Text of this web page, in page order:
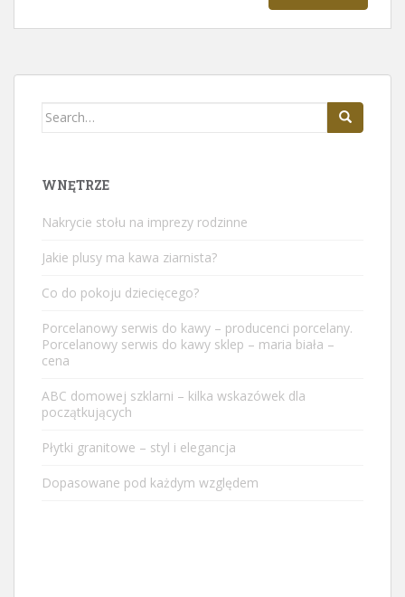
Search
WNĘTRZE
Nakrycie stołu na imprezy rodzinne
Jakie plusy ma kawa ziarnista?
Co do pokoju dziecięcego?
Porcelanowy serwis do kawy – producenci porcelany.
Porcelanowy serwis do kawy sklep – maria biała –
cena
ABC domowej szklarni – kilka wskazówek dla
początkujących
Płytki granitowe – styl i elegancja
Dopasowane pod każdym względem